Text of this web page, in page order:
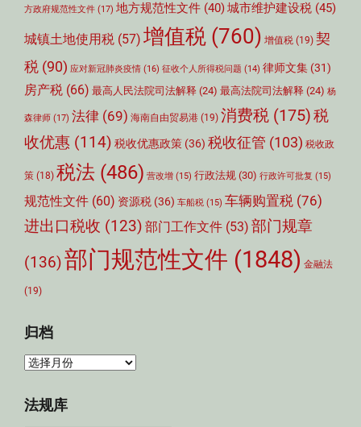
方政府规范性文件 (17) 地方规范性文件 (40)城市维护建设税 (45)
城镇土地使用税 (57) 增值税 (760) 增值税 (19) 契
税 (90) 应对新冠肺炎疫情 (16) 征收个人所得税问题 (14) 律师文集 (31)
房产税 (66) 最高人民法院司法解释 (24) 最高法院司法解释 (24) 杨
森律师 (17) 法律 (69) 海南自由贸易港 (19) 消费税 (175)税
收优惠 (114) 税收优惠政策 (36) 税收征管 (103) 税收政
策 (18) 税法 (486) 营改增 (15) 行政法规 (30) 行政许可批复 (15)
规范性文件 (60) 资源税 (36) 车船税 (15) 车辆购置税 (76)
进出口税收 (123) 部门工作文件 (53) 部门规章
(136)部门规范性文件 (1848) 金融法
(19)
归档
归
法规库